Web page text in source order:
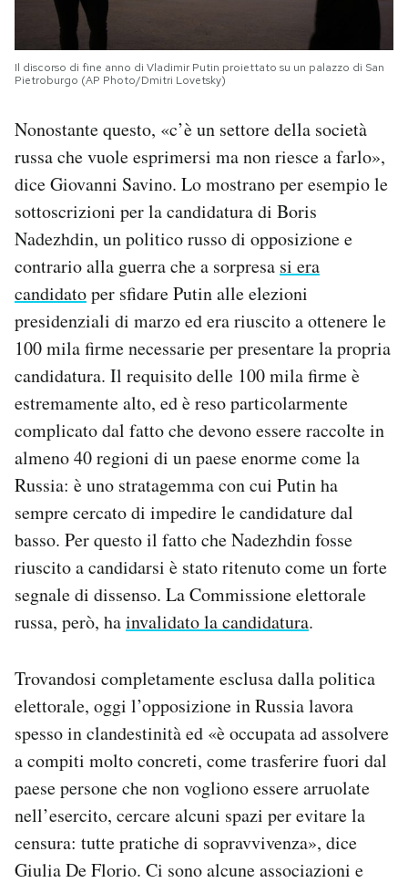
Il discorso di fine anno di Vladimir Putin proiettato su un palazzo di San
Pietroburgo (AP Photo/Dmitri Lovetsky)
Nonostante questo, «c’è un settore della società
russa che vuole esprimersi ma non riesce a farlo»,
dice Giovanni Savino. Lo mostrano per esempio le
sottoscrizioni per la candidatura di Boris
Nadezhdin, un politico russo di opposizione e
contrario alla guerra che a sorpresa si era
candidatoper sfidare Putin alle elezioni
presidenziali di marzo ed era riuscito a ottenere le
100 mila firme necessarie per presentare la propria
candidatura. Il requisito delle 100 mila firme è
estremamente alto, ed è reso particolarmente
complicato dal fatto che devono essere raccolte in
almeno 40 regioni di un paese enorme come la
Russia: è uno stratagemma con cui Putin ha
sempre cercato di impedire le candidature dal
basso. Per questo il fatto che Nadezhdin fosse
riuscito a candidarsi è stato ritenuto come un forte
segnale di dissenso. La Commissione elettorale
russa, però, hainvalidato la candidatura.
Trovandosi completamente esclusa dalla politica
elettorale, oggi l’opposizione in Russia lavora
spesso in clandestinità ed «è occupata ad assolvere
a compiti molto concreti, come trasferire fuori dal
paese persone che non vogliono essere arruolate
nell’esercito, cercare alcuni spazi per evitare la
censura: tutte pratiche di sopravvivenza», dice
Giulia De Florio. Ci sono alcune associazioni e